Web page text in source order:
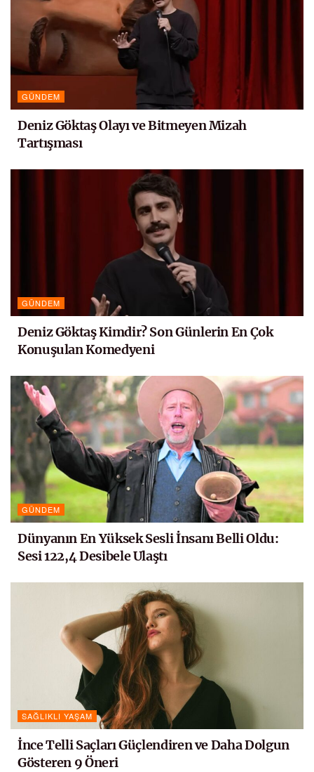
GÜNDEM
Deniz Göktaş Olayı ve Bitmeyen Mizah
Tartışması
GÜNDEM
Deniz Göktaş Kimdir? Son Günlerin En Çok
Konuşulan Komedyeni
GÜNDEM
Dünyanın En Yüksek Sesli İnsanı Belli Oldu:
Sesi 122,4 Desibele Ulaştı
SAĞLIKLI YAŞAM
İnce Telli Saçları Güçlendiren ve Daha Dolgun
Gösteren 9 Öneri